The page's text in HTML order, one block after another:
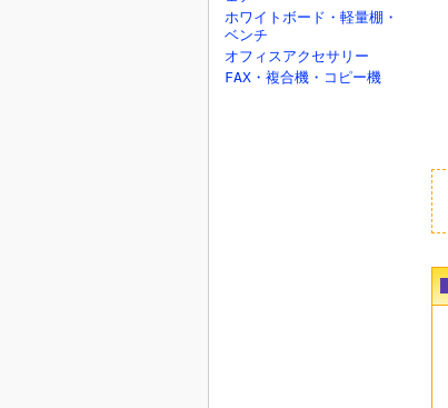
ホワイトボード・軽量棚・
ベンチ
オフィスアクセサリー
FAX・複合機・コピー機